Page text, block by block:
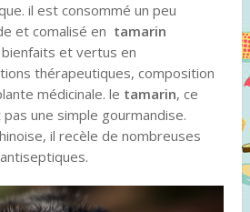
il est consommé un peu
et comalisé en tamarin
bienfaits et vertus en
thérapeutiques, composition
médicinale. le tamarin, ce
une simple gourmandise.
il recèle de nombreuses